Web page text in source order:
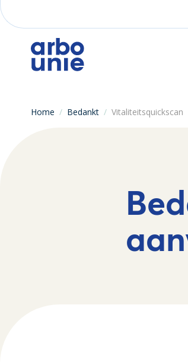
Home / Bedankt / Vitaliteitsquickscan